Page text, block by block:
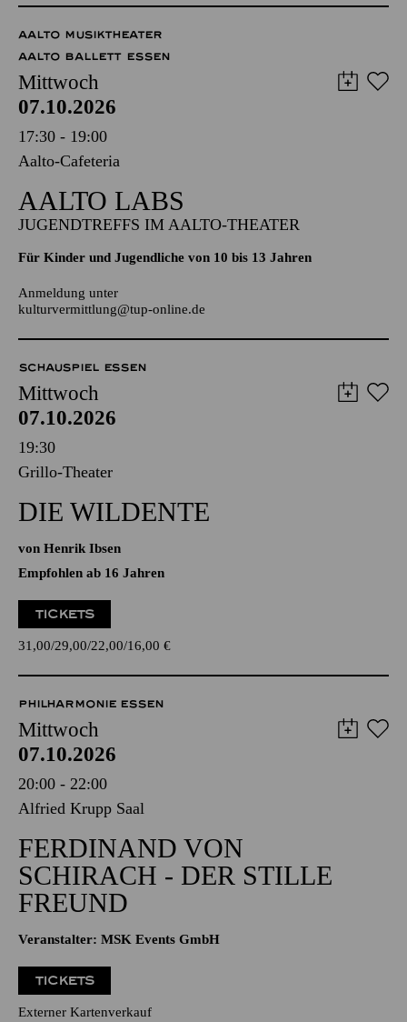
für Teilnehmende: € 10,00 | 7,50 (erm.)
Anmeldung unterstadt-vermittlung@tup-online.de
AALTO MUSIKTHEATER
AALTO BALLETT ESSEN
Mittwoch
07.10.2026
17:30 - 19:00
Aalto-Cafeteria
AALTO LABS
Für Kinder und Jugendliche von 10 bis 13 Jahren
kulturvermittlung@tup-online.de
SCHAUSPIEL ESSEN
Mittwoch
07.10.2026
19:30
DIE WILDENTE
von Henrik Ibsen
Empfohlen ab 16 Jahren
31,00 29,00 22,00 16,00€
PHILHARMONIE ESSEN
Mittwoch
07.10.2026
20:00 - 22:00
Alfried Krupp Saal
FERDINAND VON
SCHIRACH - DER STILLE
Veranstalter: MSK Events GmbH